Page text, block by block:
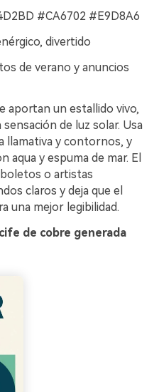
#CA6702 #E9D8A6
divertido
de verano y anuncios
aportan un estallido vivo,
de luz solar. Usa
llamativa y contornos, y
aqua y espuma de mar. El
boletos o artistas
claros y deja que el
una mejor legibilidad.
de cobre generada